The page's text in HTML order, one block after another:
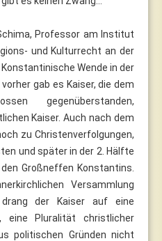
Professor am Institut
und Kulturrecht an der
Wende in der
gab es Kaiser, die dem
gegenüberstanden,
Kaiser. Auch nach dem
zu Christenverfolgungen,
und später in der 2. Hälfte
Großneffen Konstantins.
Versammlung
der Kaiser auf eine
eine Pluralität christlicher
politischen Gründen nicht